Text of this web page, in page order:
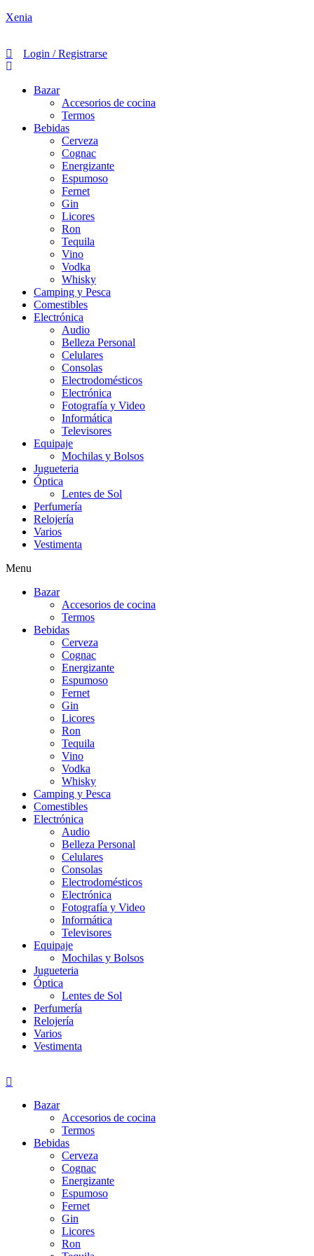
Xenia
Login / Registrarse
Bazar
Accesorios de cocina
Termos
Bebidas
Cerveza
Cognac
Energizante
Espumoso
Fernet
Gin
Licores
Ron
Tequila
Vino
Vodka
Whisky
Camping y Pesca
Comestibles
Electrónica
Audio
Belleza Personal
Celulares
Consolas
Electrodomésticos
Electrónica
Fotografía y Video
Informática
Televisores
Equipaje
Mochilas y Bolsos
Jugueteria
Óptica
Lentes de Sol
Perfumería
Relojería
Varios
Vestimenta
Menu
Bazar
Accesorios de cocina
Termos
Bebidas
Cerveza
Cognac
Energizante
Espumoso
Fernet
Gin
Licores
Ron
Tequila
Vino
Vodka
Whisky
Camping y Pesca
Comestibles
Electrónica
Audio
Belleza Personal
Celulares
Consolas
Electrodomésticos
Electrónica
Fotografía y Video
Informática
Televisores
Equipaje
Mochilas y Bolsos
Jugueteria
Óptica
Lentes de Sol
Perfumería
Relojería
Varios
Vestimenta
Bazar
Accesorios de cocina
Termos
Bebidas
Cerveza
Cognac
Energizante
Espumoso
Fernet
Gin
Licores
Ron